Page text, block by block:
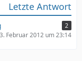
Letzte Antwort
2
Februar 2012 um 23:14